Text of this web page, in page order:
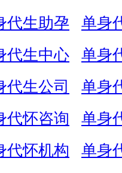
代生助孕
单身
代生中心
单身
代生公司
单身
代怀咨询
单身
代怀机构
单身